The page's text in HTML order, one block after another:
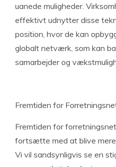
uanede muligheder.
effektivt udnytter disse
position, hvor de kan
globalt netværk, som kan
samarbejder og
Fremtiden for
Fremtiden for
fortsætte med at blive
Vi vil sandsynligvis se en